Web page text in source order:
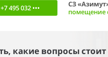
+7 495 032 •••
СЗ
помещение
какие вопросы